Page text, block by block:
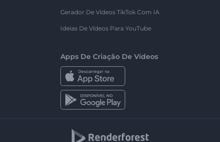
Gerador De Vídeos TikTok Com IA
Ideias De Vídeos Para YouTube
Apps De Criação De Vídeos